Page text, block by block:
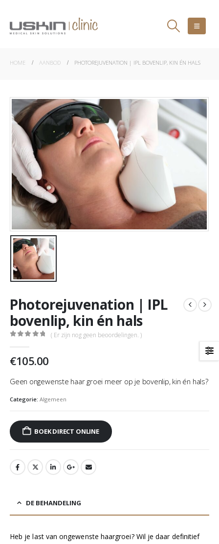
HOME AANBOD PHOTOREJUVENATION | IPL BOVENLIP, KIN ÉN HALS
Photorejuvenation | IPL
bovenlip, kin én hals
( Er zijn nog geen beoordelingen. )
€105.00
Geen ongewenste haar groei meer op je bovenlip, kin én hals?
Categorie: Algemeen
BOEK DIRECT ONLINE
DE BEHANDELING
Heb je last van ongewenste haargroei? Wil je daar definitief